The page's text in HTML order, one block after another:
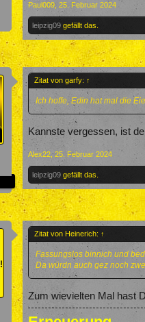
Paul009 25. Februar 2024
leipzig09 gefällt das.
Zitat von garfy: ↑
Ich hoffe, Edin hat mal die
Kannste vergessen, ist
Alex22, 25. Februar 2024
leipzig09 gefällt das.
Zitat von Heinerich: ↑
Fassungslos binnich und
Da würdn auch gez noch
Zum wievielten Mal hast